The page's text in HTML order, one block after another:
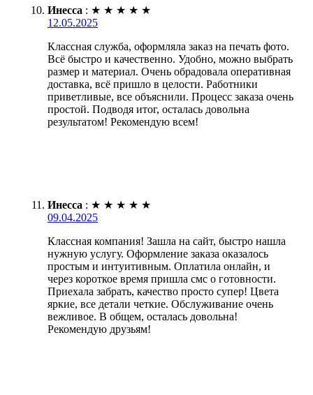
Инесса : ★ ★ ★ ★ ★
12.05.2025
Классная служба, оформляла заказ на печать фото.
Всё быстро и качественно. Удобно, можно выбрать
размер и материал. Очень обрадовала оперативная
доставка, всё пришло в целости. Работники
приветливые, все объяснили. Процесс заказа очень
простой. Подводя итог, осталась довольна
результатом! Рекомендую всем!
Инесса : ★ ★ ★ ★ ★
09.04.2025
Классная компания! Зашла на сайт, быстро нашла
нужную услугу. Оформление заказа оказалось
простым и интуитивным. Оплатила онлайн, и
через короткое время пришла смс о готовности.
Приехала забрать, качество просто супер! Цвета
яркие, все детали четкие. Обслуживание очень
вежливое. В общем, осталась довольна!
Рекомендую друзьям!